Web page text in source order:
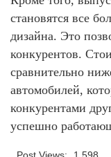
становятся все
дизайна. Это
конкурентов.
сравнительно
автомобилей,
конкурентами
успешно